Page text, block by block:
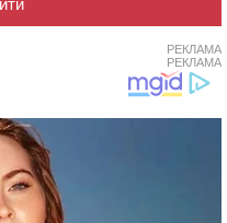
РЕКЛАМА
РЕКЛАМА